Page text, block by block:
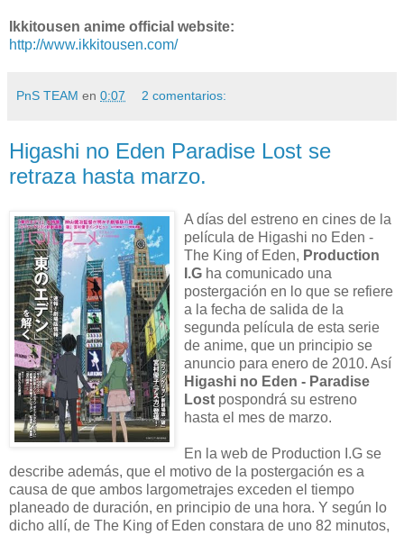
Ikkitousen anime official website:
http://www.ikkitousen.com/
PnS TEAM en 0:07 2 comentarios:
Higashi no Eden Paradise Lost se
retraza hasta marzo.
A días del estreno en cines de la
película de Higashi no Eden -
The King of Eden, Production
I.G ha comunicado una
postergación en lo que se refiere
a la fecha de salida de la
segunda película de esta serie
de anime, que un principio se
anuncio para enero de 2010. Así
Higashi no Eden - Paradise
Lost pospondrá su estreno
hasta el mes de marzo.
En la web de Production I.G se
describe además, que el motivo de la postergación es a
causa de que ambos largometrajes exceden el tiempo
planeado de duración, en principio de una hora. Y según lo
dicho allí, de The King of Eden constara de uno 82 minutos,